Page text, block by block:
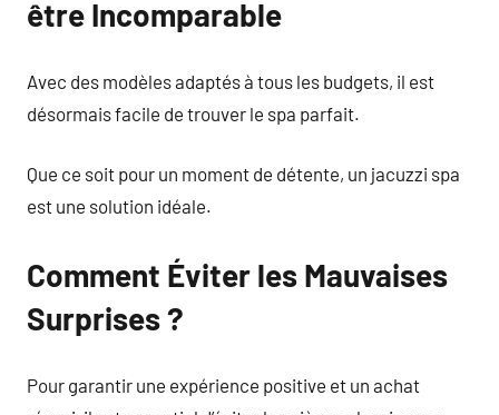
être Incomparable
Avec des modèles adaptés à tous les budgets, il est
désormais facile de trouver le spa parfait.
Que ce soit pour un moment de détente, un jacuzzi spa
est une solution idéale.
Comment Éviter les Mauvaises
Surprises ?
Pour garantir une expérience positive et un achat